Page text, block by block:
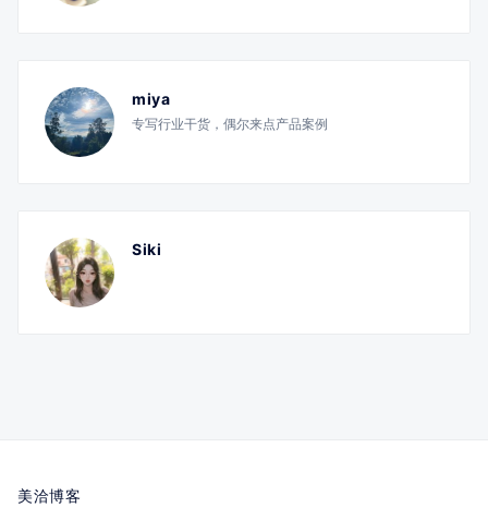
miya
专写行业干货，偶尔来点产品案例
Siki
美洽博客